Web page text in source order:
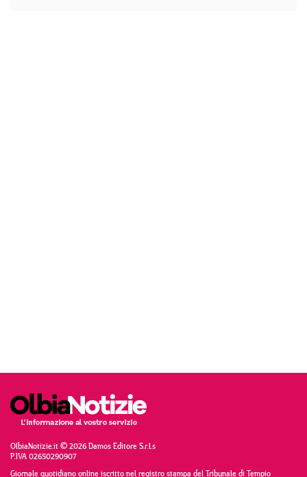
OlbiaNotizie.it © 2026 Damos Editore S.r.l.s
P.IVA 02650290907
Giornale quotidiano online iscritto nel registro stampa del Tribunale di Tempio